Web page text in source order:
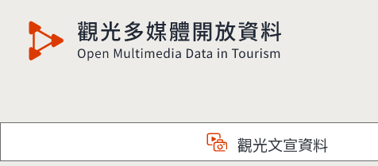
觀光多媒體開放資料
觀光文宣資料